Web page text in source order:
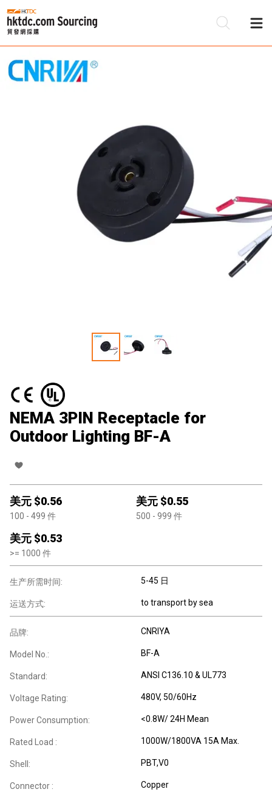
NEMA 3PIN Receptacle for
Outdoor Lighting BF-A
美元 $0.56
100 - 499 件
美元 $0.55
500 - 999 件
美元 $0.53
>= 1000 件
生产所需时间: 5-45 日
运送方式: to transport by sea
品牌: CNRIYA
Model No.: BF-A
Standard: ANSI C136.10 & UL773
Voltage Rating: 480V, 50/60Hz
Power Consumption: <0.8W/ 24H Mean
Rated Load : 1000W/1800VA 15A Max.
Shell: PBT,V0
Connector : Copper